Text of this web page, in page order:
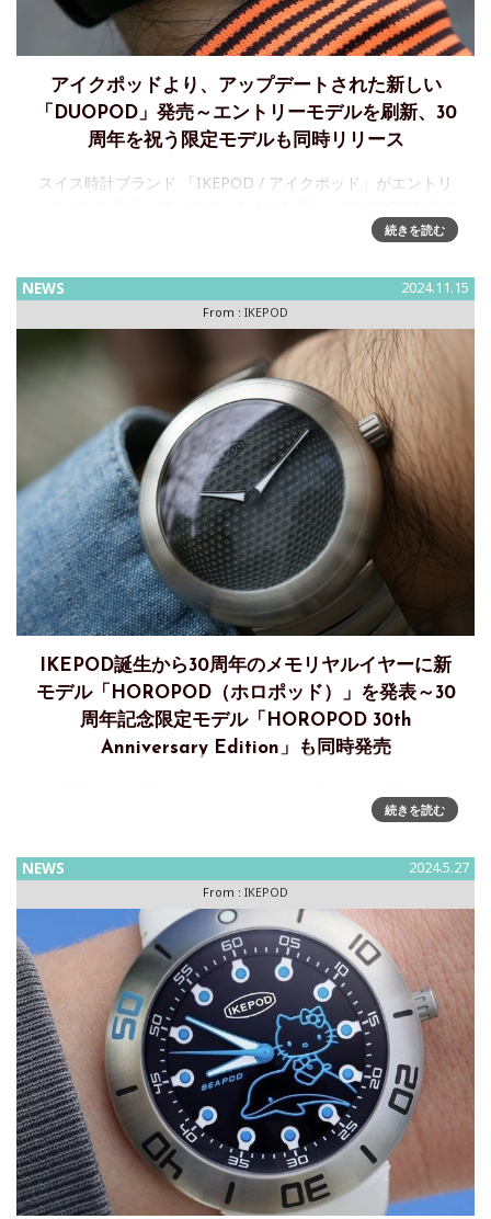
アイクポッドより、アップデートされた新しい
「DUOPOD」発売～エントリーモデルを刷新、30
周年を祝う限定モデルも同時リリース
スイス時計ブランド 「IKEPOD / アイクポッド」がエントリ
2019年のブランド復活の一役を担ったDUOPODがメモリヤル
続きを読む
NEWS 2024.11.15
From : IKEPOD
IKEPOD誕生から30周年のメモリヤルイヤーに新
モデル「HOROPOD（ホロポッド）」を発表～30
周年記念限定モデル「HOROPOD 30th
Anniversary Edition」も同時発売
は、「HOROPOD（ホロポッド）」と名付けられた新モデル
30th Anniversary Edition」も誕生
続きを読む
NEWS 2024.5.27
From : IKEPOD